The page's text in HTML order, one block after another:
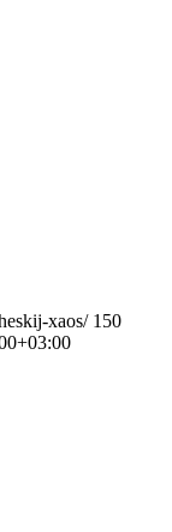
xaos/ 150